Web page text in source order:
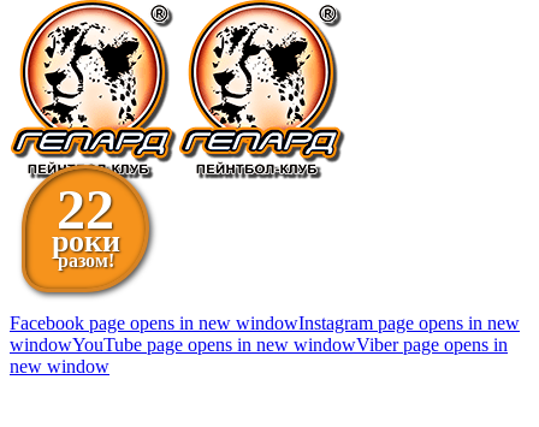
22
роки
разом!
Facebook page opens in new windowInstagram page opens in new
windowYouTube page opens in new windowViber page opens in
new window